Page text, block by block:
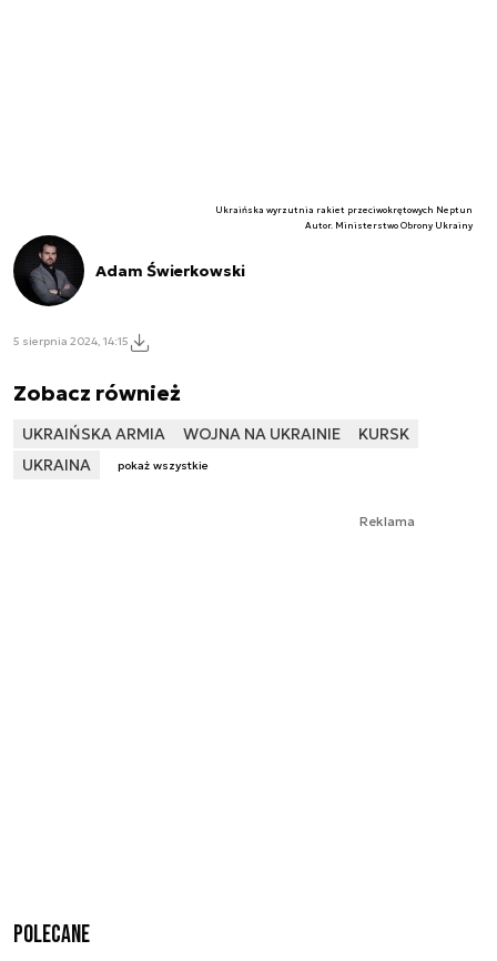
Ukraińska wyrzutnia rakiet przeciwokrętowych Neptun
Autor. Ministerstwo Obrony Ukrainy
Adam Świerkowski
5 sierpnia 2024, 14:15
Zobacz również
UKRAIŃSKA ARMIA WOJNA NA UKRAINIE
KURSK
UKRAINA
pokaż wszystkie
Reklama
Polecane